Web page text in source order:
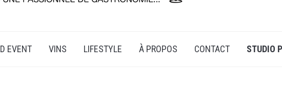
EVENT VINS LIFESTYLE À PROPOS CONTACT STUDIO